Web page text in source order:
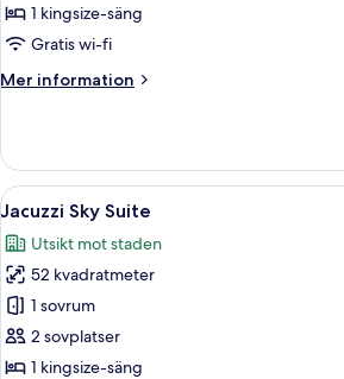
1 kingsize-säng
Gratis wi-fi
Mer information
Mer
Plus
Öppna
alla
foton
för
Jacuzzi
Sky
Suite
En hög
7
Jacuzzi Sky Suite
Utsikt mot staden
52 kvadratmeter
1 sovrum
2 sovplatser
1 kingsize-säng